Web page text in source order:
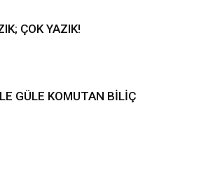
ÇOK YAZIK!
GÜLE KOMUTAN BİLİÇ